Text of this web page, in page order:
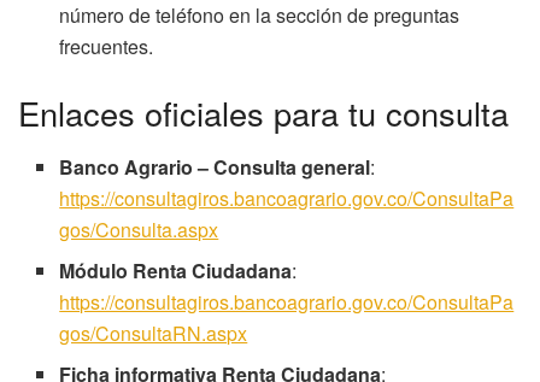
número de teléfono en la sección de preguntas
frecuentes.
Enlaces oficiales para tu consulta
Banco Agrario – Consulta general:
https://consultagiros.bancoagrario.gov.co/ConsultaPa
gos/Consulta.aspx
Módulo Renta Ciudadana:
https://consultagiros.bancoagrario.gov.co/ConsultaPa
gos/ConsultaRN.aspx
Ficha informativa Renta Ciudadana: